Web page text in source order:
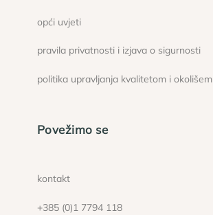
opći uvjeti
pravila privatnosti i izjava o sigurnosti
politika upravljanja kvalitetom i okolišem
Povežimo se
kontakt
+385 (0)1 7794 118